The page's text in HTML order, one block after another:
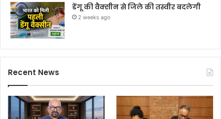
डेंगू की वैक्सीन से जिले की तस्वीर बदलेगी
2 weeks ago
Recent News